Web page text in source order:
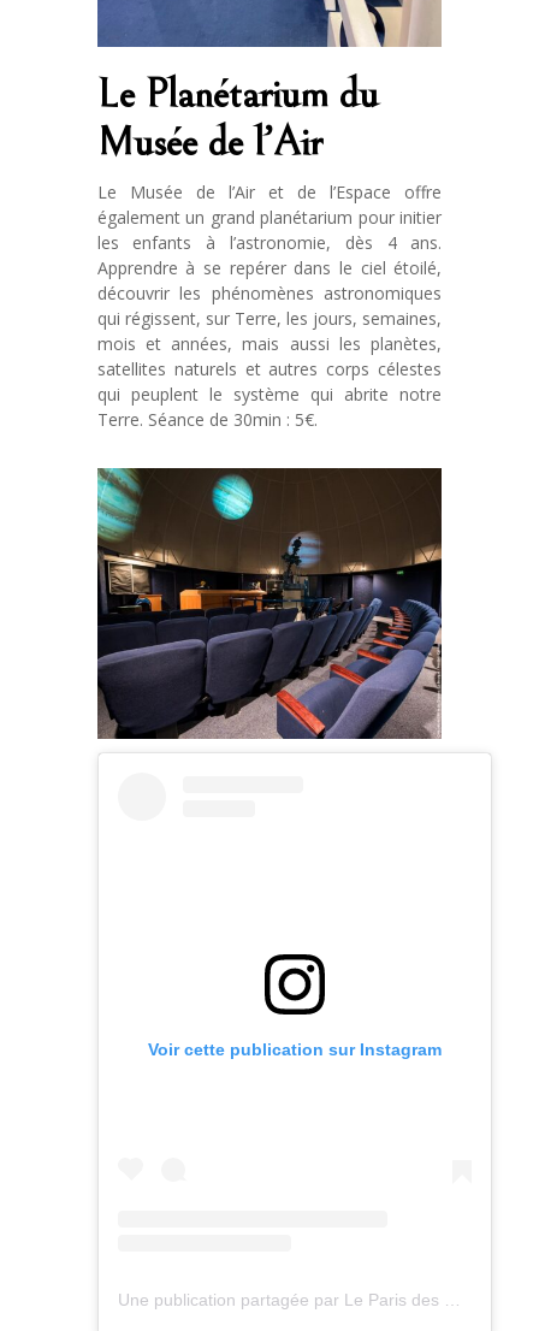
Le Planétarium du
Musée de l’Air
Le Musée de l’Air et de l’Espace offre
également un grand planétarium pour initier
les enfants à l’astronomie, dès 4 ans.
Apprendre à se repérer dans le ciel étoilé,
découvrir les phénomènes astronomiques
qui régissent, sur Terre, les jours, semaines,
mois et années, mais aussi les planètes,
satellites naturels et autres corps célestes
qui peuplent le système qui abrite notre
Terre. Séance de 30min : 5€.
Voir cette publication sur Instagram
Une publication partagée par Le Paris des minis - On fait quoi à Paris avec des enfants ? (@leparisdesminis)